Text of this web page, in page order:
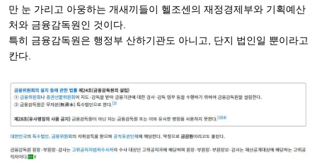
만 눈 가리고 아웅하는 개새끼들이 헬조센의 재정경제부와 기획예산
처와 금융감독원인 것이다.
특히 금융감독원은 행정부 산하기관도 아니고, 단지 법인일 뿐이라고
칸다.